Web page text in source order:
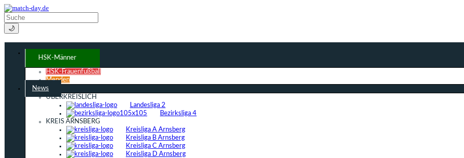
🌙
HSK-Männer
HSK-Frauenfußball
Menden
News
ÜBERKREISLICH
Landesliga 2
Bezirksliga 4
KREIS ARNSBERG
Kreisliga A Arnsberg
Kreisliga B Arnsberg
Kreisliga C Arnsberg
Kreisliga D Arnsberg